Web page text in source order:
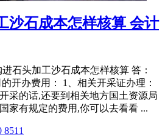
沙石成本怎样核算 会计
石头加工沙石成本怎样核算 答：
开办费用： 1、相关开采证办理：
采的话,还要到相关地方国土资源局
家有规定的费用,你可以去看看 ...
8511